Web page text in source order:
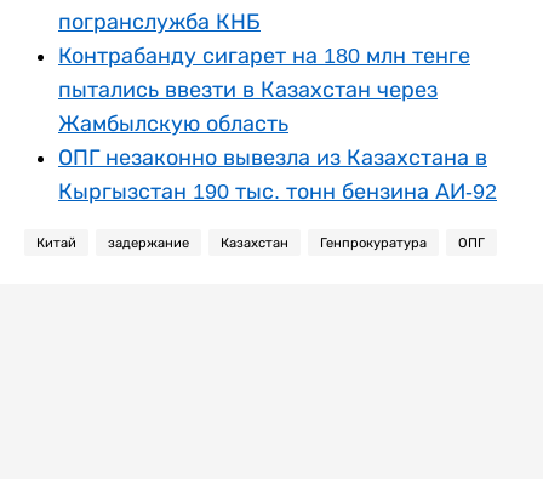
погранслужба КНБ
Контрабанду сигарет на 180 млн тенге
пытались ввезти в Казахстан через
Жамбылскую область
ОПГ незаконно вывезла из Казахстана в
Кыргызстан 190 тыс. тонн бензина АИ-92
Китай задержание Казахстан Генпрокуратура ОПГ